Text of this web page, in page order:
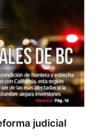
judicial